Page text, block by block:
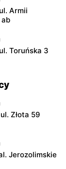
Armii
ab
Toruńska 3
Złota 59
Jerozolimskie